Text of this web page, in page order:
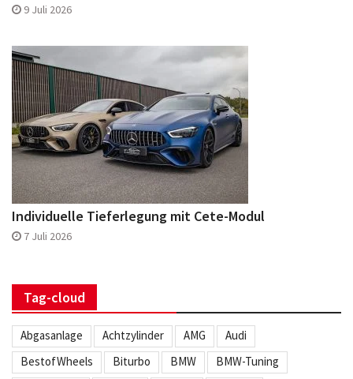
9 Juli 2026
Individuelle Tieferlegung mit Cete-Modul
7 Juli 2026
Tag-cloud
Abgasanlage Achtzylinder AMG
Audi
BestofWheels
Biturbo BMW
BMW-Tuning